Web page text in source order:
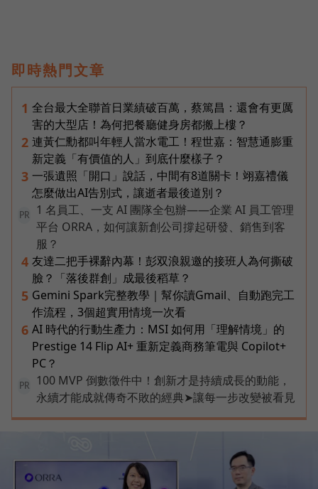
即時熱門文章
1 全台最大全聯首日業績破百萬，蔡篤昌：還會有更厲
害的大型店！為何把餐廳健身房都搬上樓？
2 連黃仁勳都叫年輕人當水電工！程世嘉：智慧通膨重
新定義「有價值的人」到底什麼樣子？
3 一張遺照「開口」說話，中間有8道關卡！翊嘉禮儀
怎麼做出AI告別式，讓逝者最後道別？
PR
1 名員工、一支 AI 團隊全包辦——企業 AI 員工管理
平台 ORRA，如何讓新創公司撐起研發、銷售到客
服？
4 友達二把手裸辭內幕！彭双浪親邀的接班人為何撕破
臉？「落後群創」成最後稻草？
5 Gemini Spark完整教學｜幫你讀Gmail、自動跑完工
作流程，3個超實用情境一次看
6 AI 時代的行動生產力：MSI 如何用「理解情境」的
Prestige 14 Flip AI+ 重新定義商務筆電與 Copilot+
PC？
PR
100 MVP 倒數徵件中！創新才是持續成長的動能，
永續才能成就傳奇不敗的經典➤讓每一步改變被看見